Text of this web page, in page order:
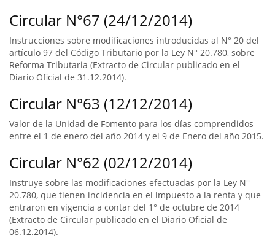
Circular N°67 (24/12/2014)
Instrucciones sobre modificaciones introducidas al N° 20 del
artículo 97 del Código Tributario por la Ley N° 20.780, sobre
Reforma Tributaria (Extracto de Circular publicado en el
Diario Oficial de 31.12.2014).
Circular N°63 (12/12/2014)
Valor de la Unidad de Fomento para los días comprendidos
entre el 1 de enero del año 2014 y el 9 de Enero del año 2015.
Circular N°62 (02/12/2014)
Instruye sobre las modificaciones efectuadas por la Ley N°
20.780, que tienen incidencia en el impuesto a la renta y que
entraron en vigencia a contar del 1° de octubre de 2014
(Extracto de Circular publicado en el Diario Oficial de
06.12.2014).